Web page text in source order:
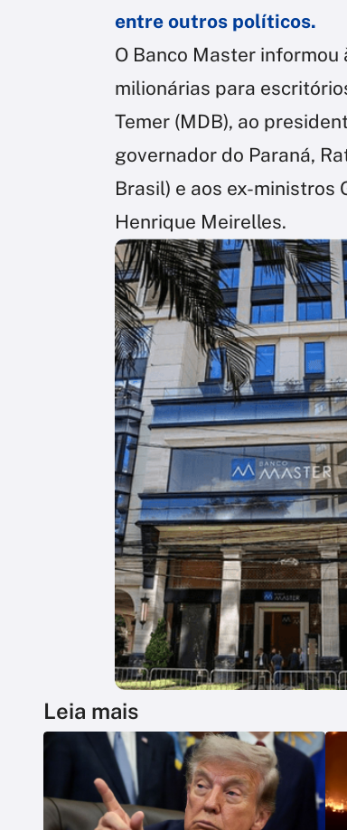
entre outros políticos.
O Banco Master
milionárias para
Temer (MDB), ao
governador do Paraná,
Brasil) e aos ex-ministros
Henrique Meirelles.
Leia mais